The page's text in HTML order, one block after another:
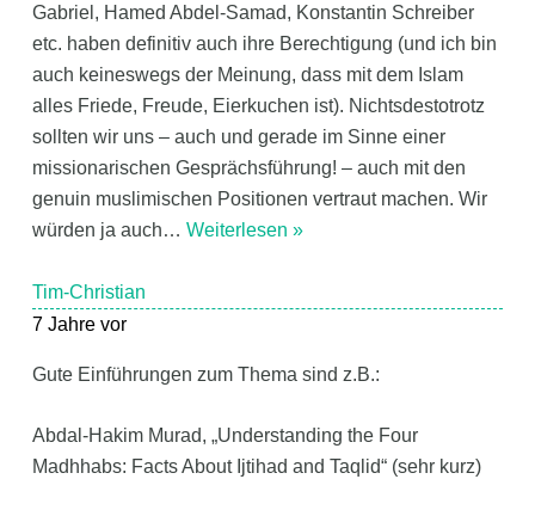
Gabriel, Hamed Abdel-Samad, Konstantin Schreiber
etc. haben definitiv auch ihre Berechtigung (und ich bin
auch keineswegs der Meinung, dass mit dem Islam
alles Friede, Freude, Eierkuchen ist). Nichtsdestotrotz
sollten wir uns – auch und gerade im Sinne einer
missionarischen Gesprächsführung! – auch mit den
genuin muslimischen Positionen vertraut machen. Wir
würden ja auch… Weiterlesen »
Tim-Christian
7 Jahre vor
Gute Einführungen zum Thema sind z.B.:
Abdal-Hakim Murad, „Understanding the Four
Madhhabs: Facts About Ijtihad and Taqlid“ (sehr kurz)